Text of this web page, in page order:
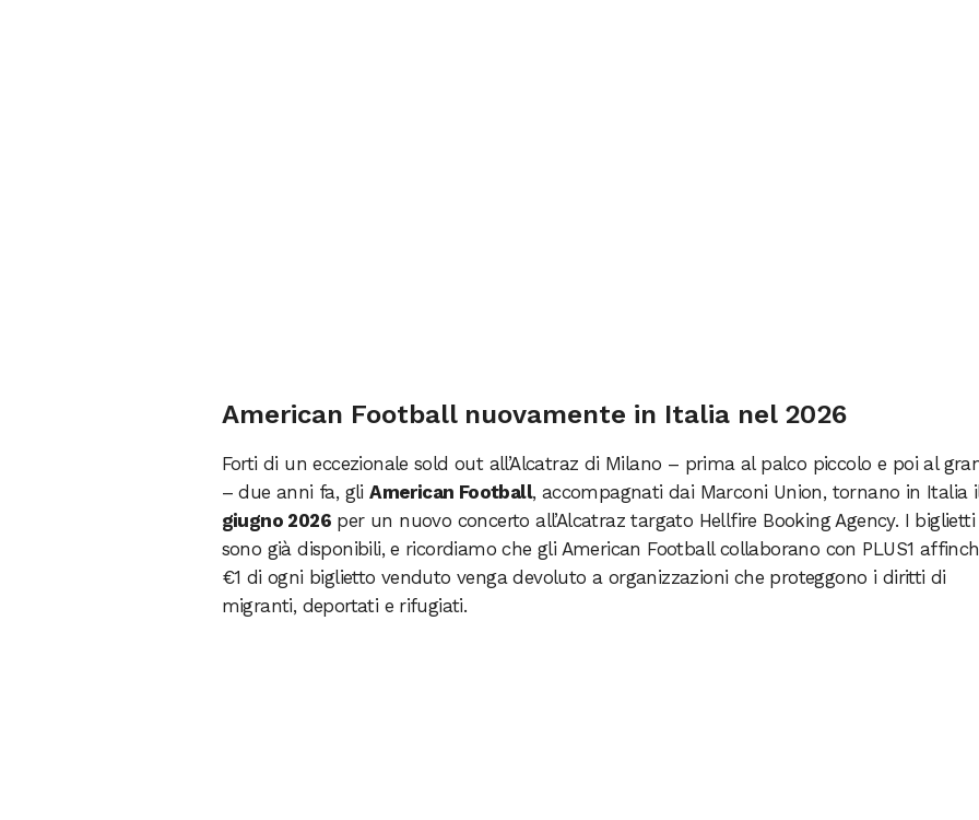
American Football nuovamente in Italia nel 2026
Forti di un eccezionale sold out all’Alcatraz di Milano – prima al palco piccolo e poi al
– due anni fa, gliAmerican Football, accompagnati dai Marconi Union, tornano in Italia
giugno 2026per un nuovo concerto all’Alcatraz targato Hellfire Booking Agency. I biglietti
sono già disponibili, e ricordiamo che gli American Football collaborano con PLUS1
€1 di ogni biglietto venduto venga devoluto a organizzazioni che proteggono i diritti di
migranti, deportati e rifugiati.